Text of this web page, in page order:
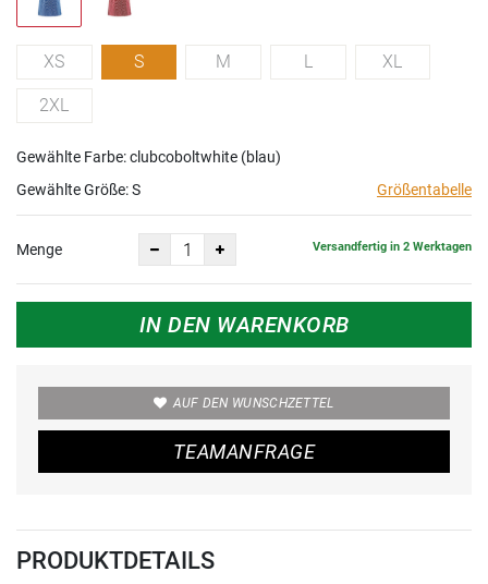
XS S M L XL
2XL
Gewählte Farbe: clubcoboltwhite (blau)
Gewählte Größe:S Größentabelle
Menge Versandfertig in 2 Werktagen
IN DEN WARENKORB
AUF DEN WUNSCHZETTEL
TEAMANFRAGE
PRODUKTDETAILS